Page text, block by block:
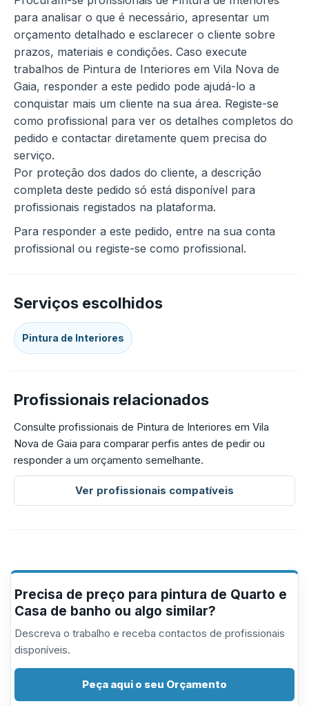
para analisar o que é necessário, apresentar um
orçamento detalhado e esclarecer o cliente sobre
prazos, materiais e condições. Caso execute
trabalhos de Pintura de Interiores em Vila Nova de
Gaia, responder a este pedido pode ajudá-lo a
conquistar mais um cliente na sua área. Registe-se
como profissional para ver os detalhes completos do
pedido e contactar diretamente quem precisa do
serviço.
Por proteção dos dados do cliente, a descrição
completa deste pedido só está disponível para
profissionais registados na plataforma.
Para responder a este pedido, entre na sua conta
profissional ou registe-se como profissional.
Serviços escolhidos
Pintura de Interiores
Profissionais relacionados
Consulte profissionais de Pintura de Interiores em Vila
Nova de Gaia para comparar perfis antes de pedir ou
responder a um orçamento semelhante.
Ver profissionais compatíveis
Precisa de preço para pintura de Quarto e
Casa de banho ou algo similar?
Descreva o trabalho e receba contactos de profissionais
disponíveis.
Peça aqui o seu Orçamento